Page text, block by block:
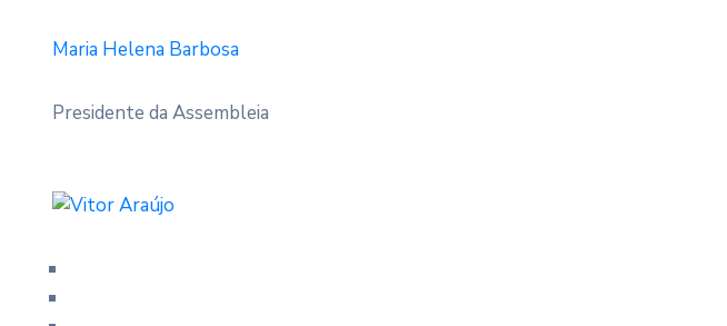
Maria Helena Barbosa
Presidente da Assembleia